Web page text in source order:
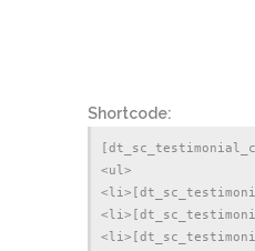
Shortcode:
<ul>